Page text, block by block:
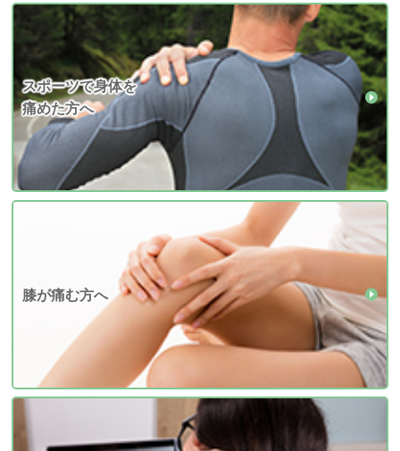
スポーツで身体を
痛めた方へ
膝が痛む方へ